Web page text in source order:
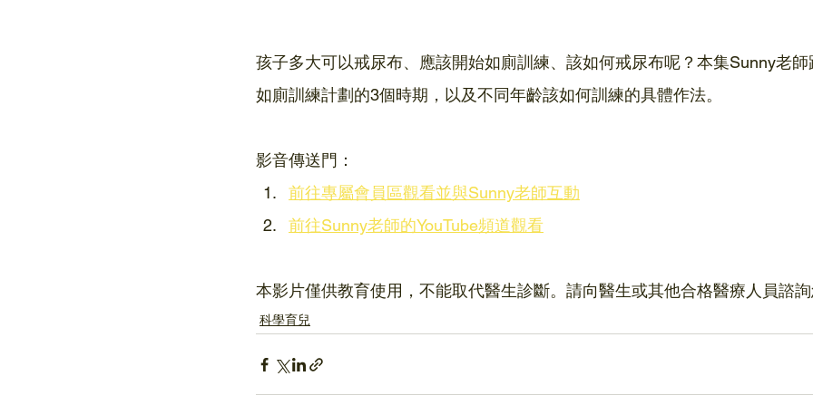
孩子多大可以戒尿布、應該開始如廁訓練、該如何戒尿布呢？本集Sunny老
如廁訓練計劃的3個時期，以及不同年齡該如何訓練的具體作法。
影音傳送門：
前往專屬會員區觀看並與Sunny老師互動
前往Sunny老師的YouTube頻道觀看
本影片僅供教育使用，不能取代醫生診斷。請向醫生或其他合格醫療人員諮
科學育兒